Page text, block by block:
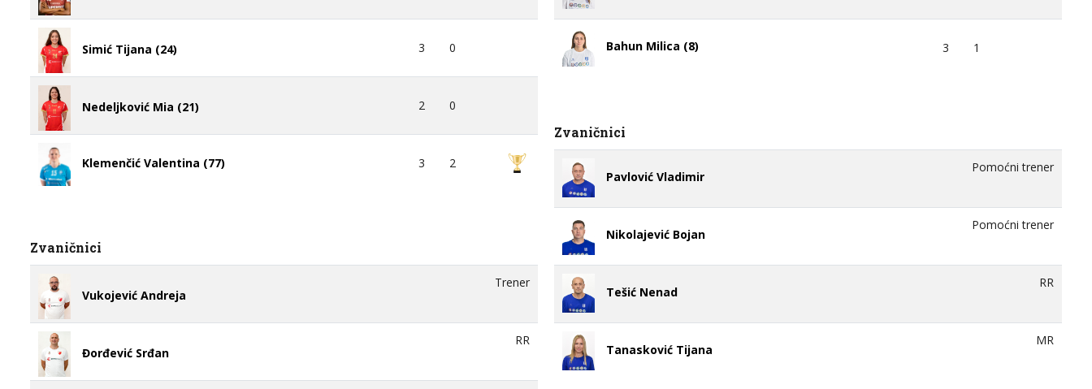
Simić Tijana (24) 3 0
Nedeljković Mia (21) 2 0
Klemenčić Valentina (77) 3 2
Zvaničnici
Vukojević Andreja
Trener
Đorđević Srđan
RR
Bahun Milica (8) 3 1
Zvaničnici
Pavlović Vladimir
Pomoćni trener
Nikolajević Bojan
Pomoćni trener
Tešić Nenad
RR
Tanasković Tijana
MR